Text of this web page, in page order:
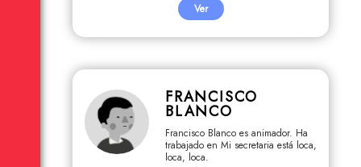
Ver
FRANCISCO
BLANCO
Francisco Blanco es animador. Ha
trabajado en Mi secretaria está loca,
loca, loca.